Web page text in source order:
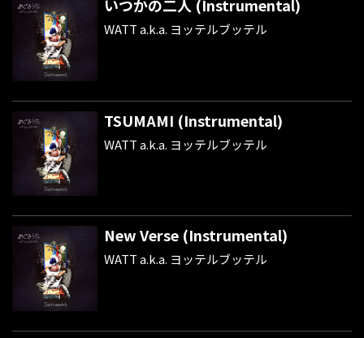
いつかの二人 (Instrumental)
WATT a.k.a. ヨッテルブッテル
TSUMAMI (Instrumental)
WATT a.k.a. ヨッテルブッテル
New Verse (Instrumental)
WATT a.k.a. ヨッテルブッテル